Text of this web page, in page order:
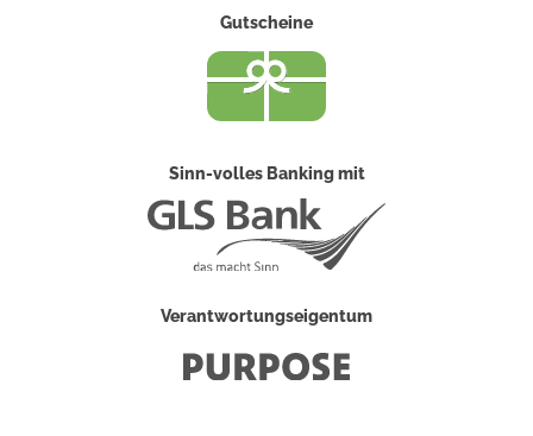
Gutscheine
Sinn-volles Banking mit
Verantwortungseigentum